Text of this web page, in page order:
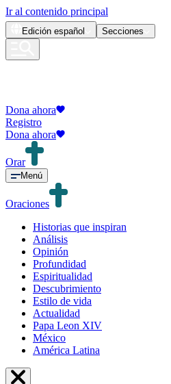
Ir al contenido principal
Edición español Secciones
Dona ahora
Registro
Dona ahora
Orar
Menú
Oraciones
Historias que inspiran
Análisis
Opinión
Profundidad
Espiritualidad
Descubrimiento
Estilo de vida
Actualidad
Papa Leon XIV
México
América Latina